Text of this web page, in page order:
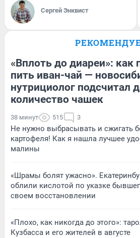
Сергей Энквист
«Вплоть до диареи»: как
пить иван-чай —
нутрициолог подсчитал
количество чашек
38 минут 515 3
Не нужно выбрасывать и сжигать
картофеля! Как я нашла лучшее
малины
«Шрамы болят ужасно».
облили кислотой по указке
своем восстановлении
«Плохо, как никогда до этого»:
Кузбасса и его жителей в августе